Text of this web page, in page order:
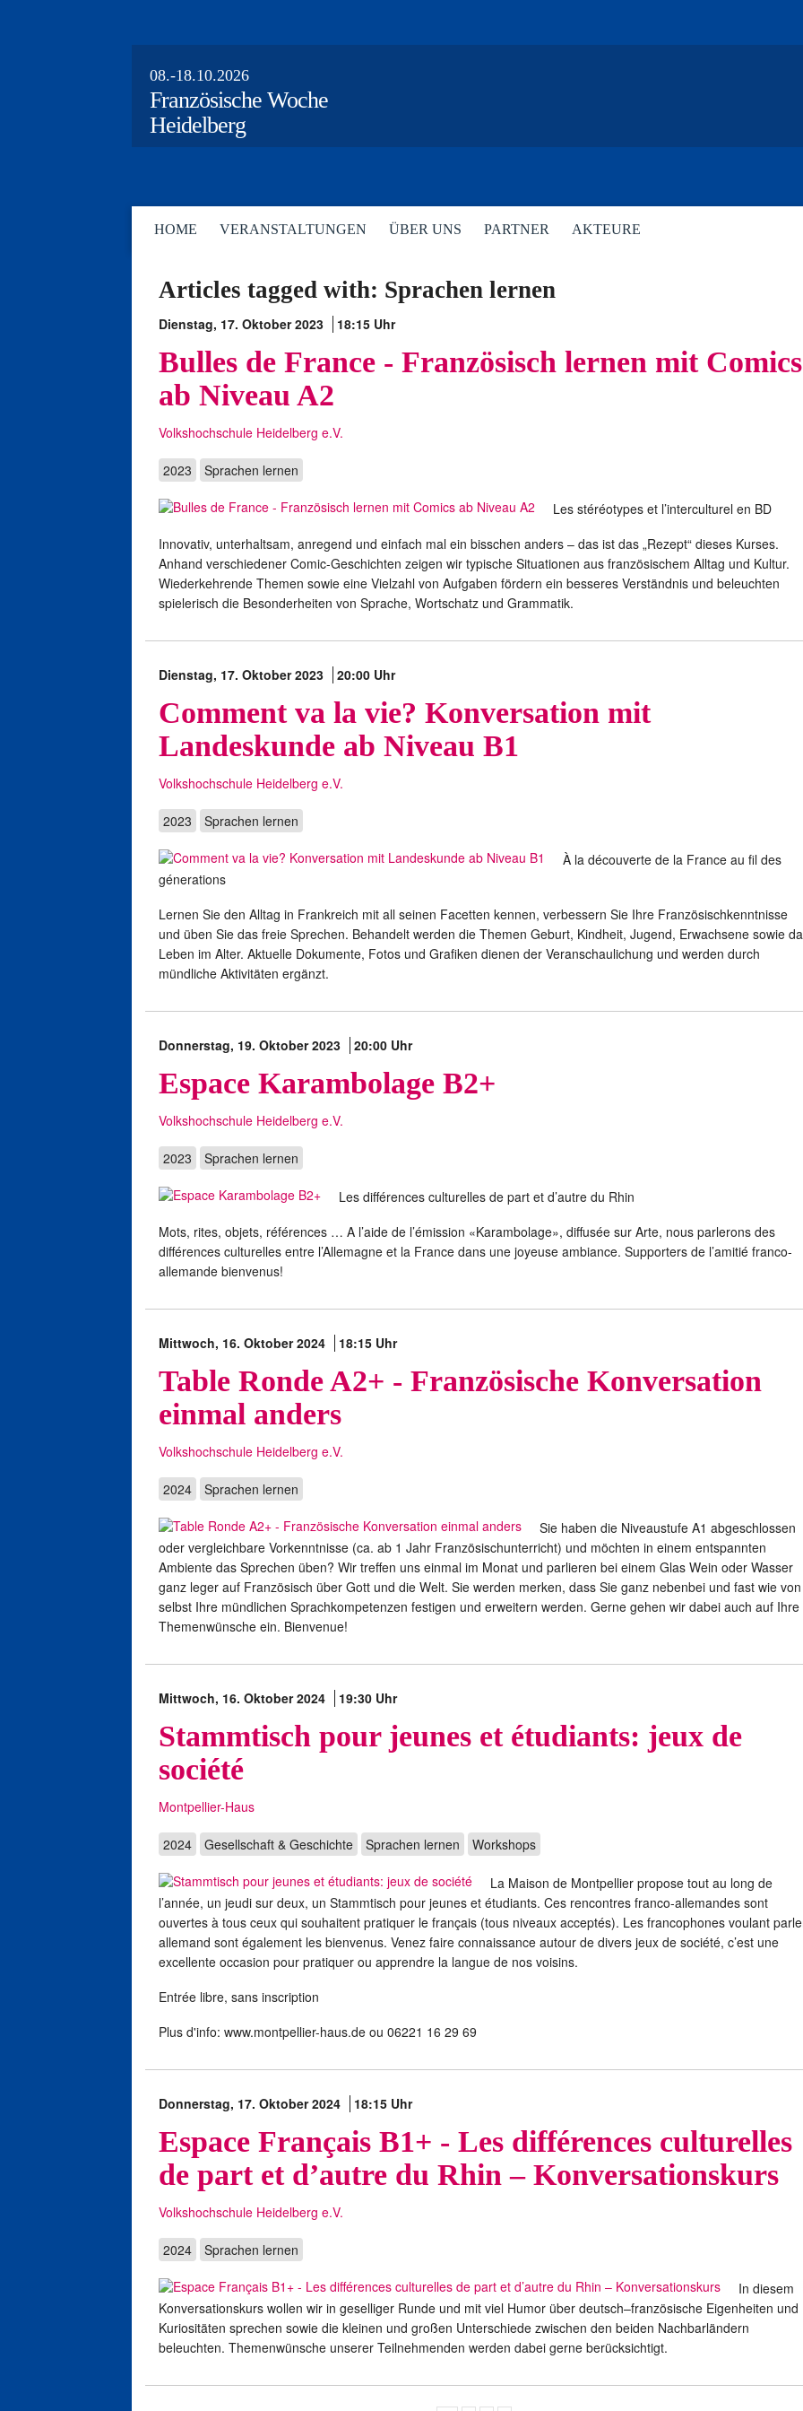
08.-18.10.2026
Französische Woche
Heidelberg
HOME VERANSTALTUNGEN ÜBER UNS PARTNER AKTEURE
Articles tagged with: Sprachen lernen
Dienstag, 17. Oktober 2023 18:15 Uhr
Bulles de France - Französisch lernen mit Comics
ab Niveau A2
Volkshochschule Heidelberg e.V.
2023 Sprachen lernen
Les stéréotypes et l’interculturel en BD
Innovativ, unterhaltsam, anregend und einfach mal ein bisschen anders – das ist das „Rezept“ dieses Kurses.
Anhand verschiedener Comic-Geschichten zeigen wir typische Situationen aus französischem Alltag und Kultur.
Wiederkehrende Themen sowie eine Vielzahl von Aufgaben fördern ein besseres Verständnis und beleuchten
spielerisch die Besonderheiten von Sprache, Wortschatz und Grammatik.
Dienstag, 17. Oktober 2023 20:00 Uhr
Comment va la vie? Konversation mit
Landeskunde ab Niveau B1
Volkshochschule Heidelberg e.V.
2023 Sprachen lernen
À la découverte de la France au fil des
génerations
Lernen Sie den Alltag in Frankreich mit all seinen Facetten kennen, verbessern Sie Ihre Französischkenntnisse
und üben Sie das freie Sprechen. Behandelt werden die Themen Geburt, Kindheit, Jugend, Erwachsene sowie
Leben im Alter. Aktuelle Dokumente, Fotos und Grafiken dienen der Veranschaulichung und werden durch
mündliche Aktivitäten ergänzt.
Donnerstag, 19. Oktober 2023 20:00 Uhr
Espace Karambolage B2+
Volkshochschule Heidelberg e.V.
2023 Sprachen lernen
Les différences culturelles de part et d’autre du Rhin
Mots, rites, objets, références … A l’aide de l’émission «Karambolage», diffusée sur Arte, nous parlerons des
différences culturelles entre l’Allemagne et la France dans une joyeuse ambiance. Supporters de l’amitié franco-
allemande bienvenus!
Mittwoch, 16. Oktober 2024 18:15 Uhr
Table Ronde A2+ - Französische Konversation
einmal anders
Volkshochschule Heidelberg e.V.
2024 Sprachen lernen
Sie haben die Niveaustufe A1 abgeschlossen
oder vergleichbare Vorkenntnisse (ca. ab 1 Jahr Französischunterricht) und möchten in einem entspannten
Ambiente das Sprechen üben? Wir treffen uns einmal im Monat und parlieren bei einem Glas Wein oder Wasser
ganz leger auf Französisch über Gott und die Welt. Sie werden merken, dass Sie ganz nebenbei und fast wie von
selbst Ihre mündlichen Sprachkompetenzen festigen und erweitern werden. Gerne gehen wir dabei auch auf Ihre
Themenwünsche ein. Bienvenue!
Mittwoch, 16. Oktober 2024 19:30 Uhr
Stammtisch pour jeunes et étudiants: jeux de
société
Montpellier-Haus
2024 Gesellschaft & Geschichte Sprachen lernen Workshops
La Maison de Montpellier propose tout au long de
l’année, un jeudi sur deux, un Stammtisch pour jeunes et étudiants. Ces rencontres franco-allemandes sont
ouvertes à tous ceux qui souhaitent pratiquer le français (tous niveaux acceptés). Les francophones voulant
allemand sont également les bienvenus. Venez faire connaissance autour de divers jeux de société, c’est une
excellente occasion pour pratiquer ou apprendre la langue de nos voisins.
Entrée libre, sans inscription
Plus d'info: www.montpellier-haus.de ou 06221 16 29 69
Donnerstag, 17. Oktober 2024 18:15 Uhr
Espace Français B1+ - Les différences culturelles
de part et d’autre du Rhin – Konversationskurs
Volkshochschule Heidelberg e.V.
2024 Sprachen lernen
In diesem
Konversationskurs wollen wir in geselliger Runde und mit viel Humor über deutsch–französische Eigenheiten und
Kuriositäten sprechen sowie die kleinen und großen Unterschiede zwischen den beiden Nachbarländern
beleuchten. Themenwünsche unserer Teilnehmenden werden dabei gerne berücksichtigt.